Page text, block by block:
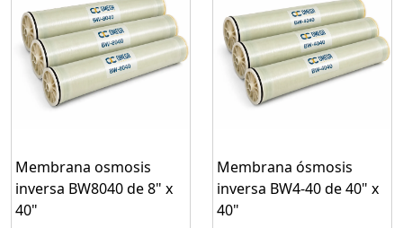
Membrana osmosis
inversa BW8040 de 8" x
40"
Membrana ósmosis
inversa BW4-40 de 40" x
40"